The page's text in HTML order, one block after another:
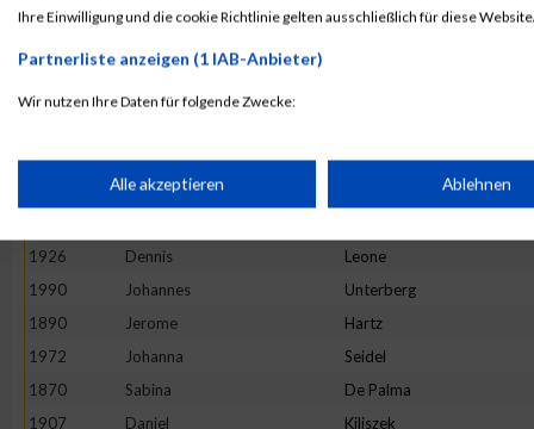
1979
Susanne Spee
1876
Carolin
1951
Felix Pottmeyer
Ulrike
1926
Dennis Leone
1990
Johannes Unterberg
1890
Jerome Hartz
1972
Johanna Seidel
1870
Sabina De Palma
1907
Daniel Kiliszek
Ihre Einwilligung und die cookie Richtlinie gelten ausschließlich für diese
Partnerliste anzeigen (1 IAB-Anbieter)
Wir nutzen Ihre Daten für folgende Zwecke:
Speichern von oder Zugriff auf Informationen auf einem
Verwendung reduzierter Daten zur Auswahl von Werbeanzeigen
Erstellung von Profilen für personalisierte Werbung
Verwendung von Profilen zur Auswahl personalisierter Werbung
Alle akzeptieren Ablehnen